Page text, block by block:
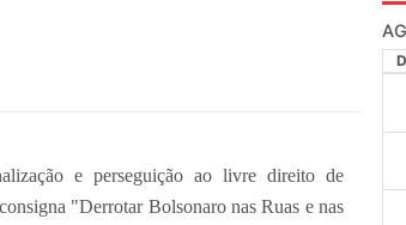
e perseguição ao livre direito de
"Derrotar Bolsonaro nas Ruas e nas